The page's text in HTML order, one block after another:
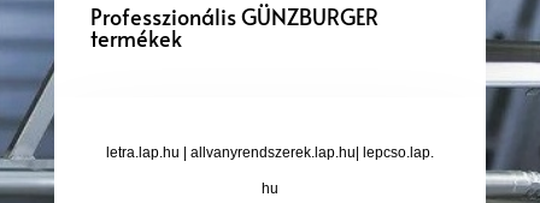
Professzionális GÜNZBURGER
termékek
letra.lap.hu allvanyrendszerek.lap.hu lepcso.lap.
hu